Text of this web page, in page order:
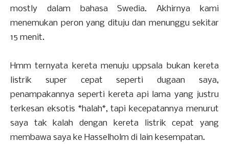
mostly dalam bahasa Swedia. Akhirnya kami
menemukan peron yang dituju dan menunggu sekitar
15 menit.
Hmm ternyata kereta menuju uppsala bukan kereta
listrik super cepat seperti dugaan saya,
penampakannya seperti kereta api lama yang justru
terkesan eksotis *halah*, tapi kecepatannya menurut
saya tak kalah dengan kereta listrik cepat yang
membawa saya ke Hasselholm di lain kesempatan.